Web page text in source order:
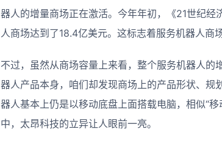
器人的增量商场正在激活。今年年初，《21世纪
人商场达到了18.4亿美元。这标志着服务机器人商
不过，虽然从商场容量上来看，整个服务机器人
器人产品本身，咱们却发现商场上的产品形状、
器人基本上仍是以移动底盘上面搭载电脑，相似“
中，太昂科技的立异让人眼前一亮。